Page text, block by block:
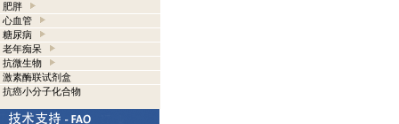
肥胖
心血管
糖尿病
老年痴呆
抗微生物
激素酶联试剂盒
抗癌小分子化合物